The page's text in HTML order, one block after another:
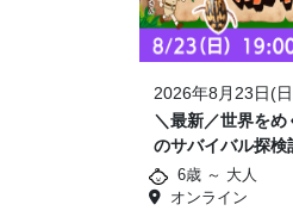
2026年8月23日(
＼最新／世界を
のサバイバル探
6歳 ～ 大人
オンライン